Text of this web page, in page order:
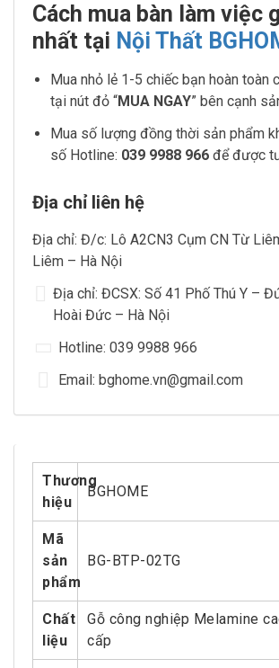
Cách mua bàn làm việc
nhất tại Nội Thất
Mua nhỏ lẻ 1-5 chiếc bạn hoàn toàn
tại nút đỏ “MUA NGAY” bên cạnh
Mua số lượng đồng thời sản phẩm
số Hotline: 039 9988 966 để được
Địa chỉ liên hệ
Địa chỉ: Đ/c: Lô A2CN3 Cụm CN Từ
Liêm – Hà Nội
Địa chỉ: ĐCSX: Số 41 Phố Thú Y –
Hoài Đức – Hà Nội
Hotline: 039 9988 966
Email: bghome.vn@gmail.com
Thương
hiệu
BGHOME
Mã
sản
phẩm
BG-BTP-02TG
Chất
liệu
Gỗ công nghiệp Melamine
cấp